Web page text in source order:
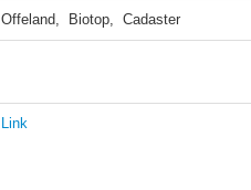
Offeland,  Biotop,  Cadaster
Link